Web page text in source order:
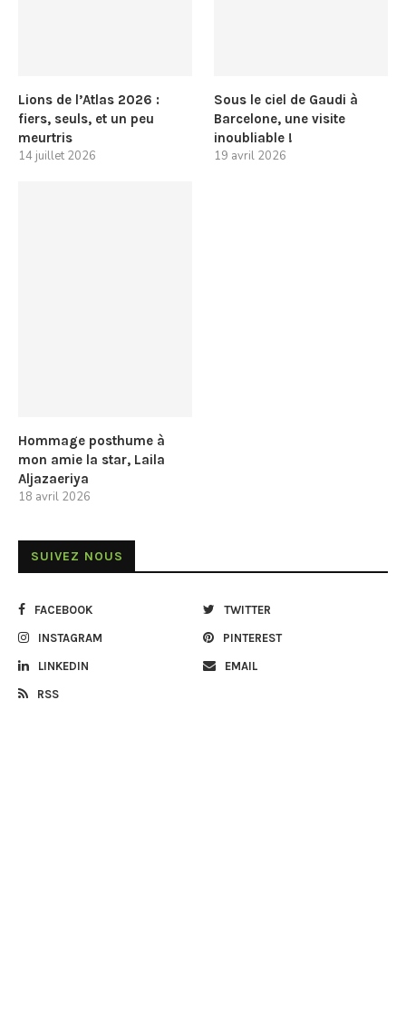
Lions de l’Atlas 2026 :
fiers, seuls, et un peu
meurtris
14 juillet 2026
Sous le ciel de Gaudi à
Barcelone, une visite
inoubliable !
19 avril 2026
Hommage posthume à
mon amie la star, Laila
Aljazaeriya
18 avril 2026
SUIVEZ NOUS
FACEBOOK TWITTER
INSTAGRAM PINTEREST
LINKEDIN EMAIL
RSS